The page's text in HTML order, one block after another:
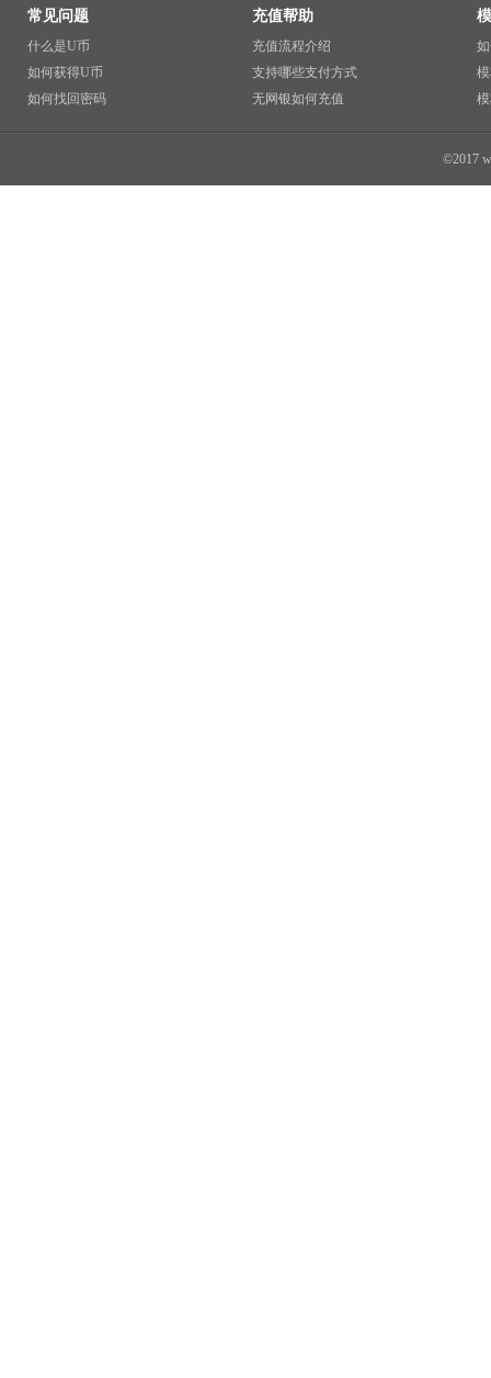
常见问题
什么是U币
如何获得U币
如何找回密码
充值帮助
充值流程介绍
支持哪些支付方式
无网银如何充值
©2017